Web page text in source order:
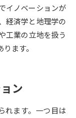
大学検索
イノベーションが
経済学と地理学の
工業の立地を扱う
ます。
ン
れます。一つ目は